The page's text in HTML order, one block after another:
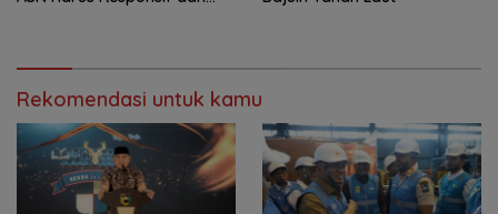
Rekomendasi untuk kamu